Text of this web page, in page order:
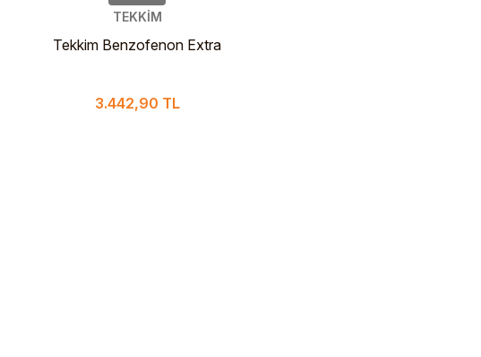
TEKKİM
Tekkim Benzofenon Extra
3.442,90 TL